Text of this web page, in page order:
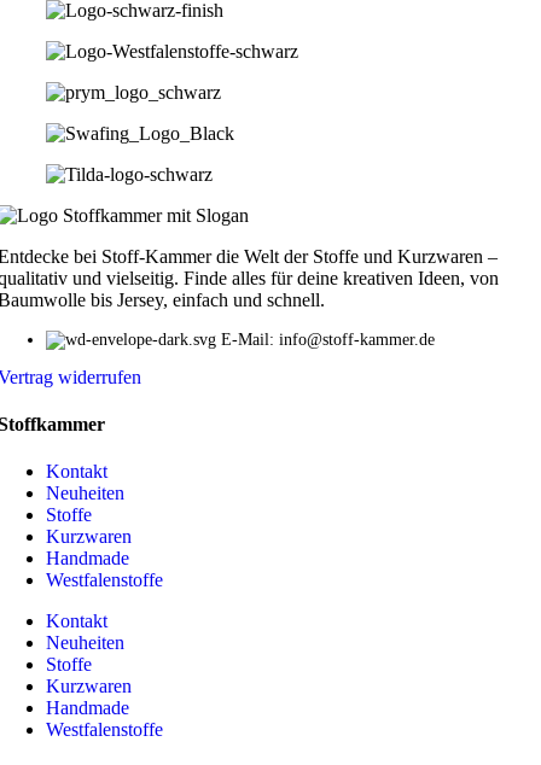
bei Stoff-Kammer die Welt der Stoffe und Kurzwaren –
und vielseitig. Finde alles für deine kreativen Ideen, von
bis Jersey, einfach und schnell.
E-Mail: info@stoff-kammer.de
widerrufen
Kontakt
Neuheiten
Stoffe
Kurzwaren
Handmade
Westfalenstoffe
Kontakt
Neuheiten
Stoffe
Kurzwaren
Handmade
Westfalenstoffe